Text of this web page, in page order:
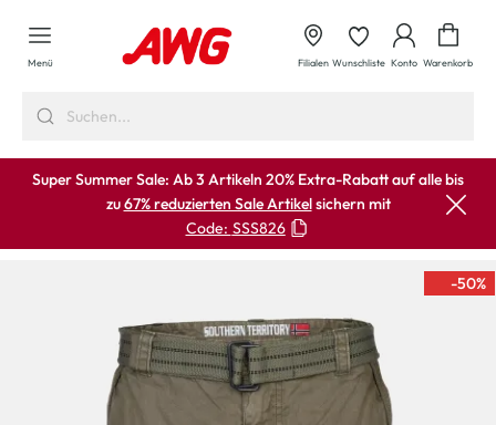
springen
Menü Filialen Wunschliste Konto Warenkorb
Super Summer Sale: Ab 3 Artikeln 20% Extra-Rabatt auf alle bis
zu67% reduzierten Sale Artikelsichern mit
Code: SSS826
-50%